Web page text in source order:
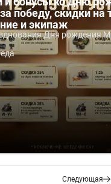
победу, скидки на
и экипаж
Дня рождения
Следующая